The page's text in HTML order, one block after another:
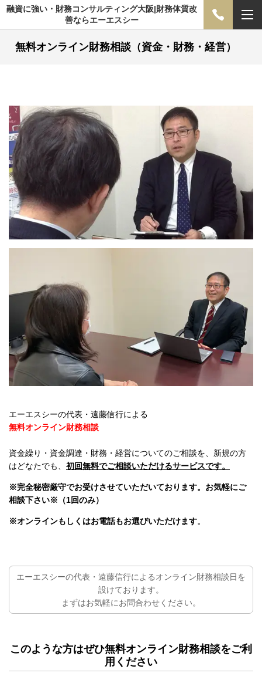
融資に強い・財務コンサルティング大阪|財務体質改
善ならエーエスシー
無料オンライン財務相談（資金・財務・経営）
エーエスシーの代表・遠藤信行による
無料オンライン財務相談
資金繰り・資金調達・財務・経営についてのご相談を、新規の方
はどなたでも、 初回無料でご相談いただけるサービスです。
※完全秘密厳守でお受けさせていただいております。お気軽にご
相談下さい※（1回のみ）
※オンラインもしくはお電話もお選びいただけます。
エーエスシーの代表・遠藤信行によるオンライン財務相談日を
設けております。
まずはお気軽にお問合わせください。
このような方はぜひ無料オンライン財務相談をご利
用ください